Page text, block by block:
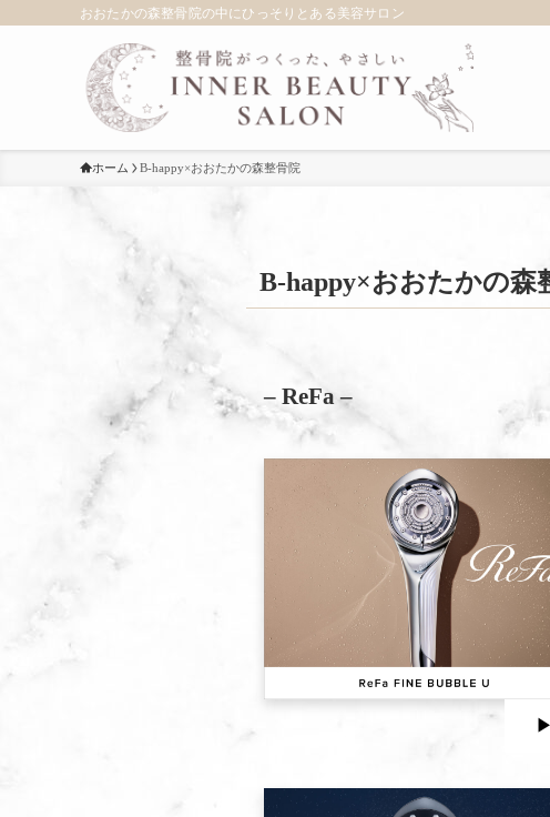
おおたかの森整骨院の中にひっそりとある美容サロン
ホーム B-happy×おおたかの森整骨院
B-happy×おおたかの森
– ReFa –
▶︎